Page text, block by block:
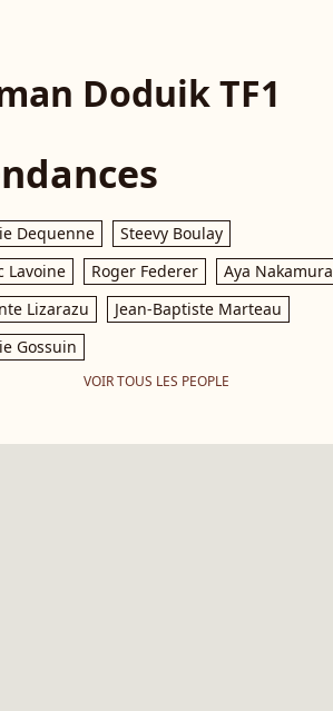
Doduik TF1
Dequenne
Steevy Boulay
Lavoine
Roger Federer
Aya Nakamura
Lizarazu
Jean-Baptiste Marteau
Gossuin
VOIR TOUS LES PEOPLE